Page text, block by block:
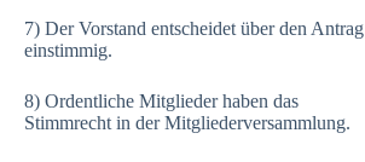
7) Der Vorstand entscheidet über den Antrag
einstimmig.
8) Ordentliche Mitglieder haben das
Stimmrecht in der Mitgliederversammlung.